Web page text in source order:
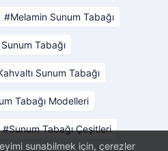
sunabilmek için, çerezler
Melamin Sunum Tabağı
Tabağı
Sunum Tabağı
Tabağı Modelleri
Sunum Tabağı Çeşitleri